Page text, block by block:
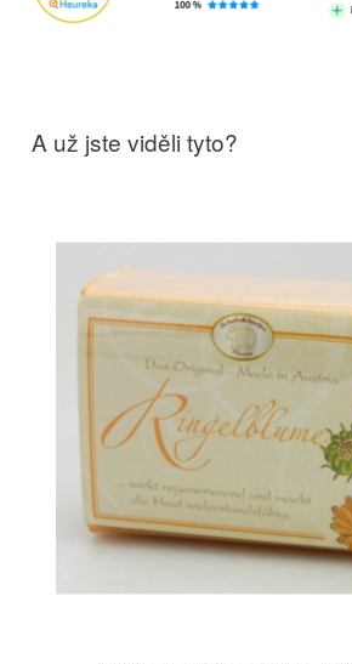
A už jste viděli tyto?